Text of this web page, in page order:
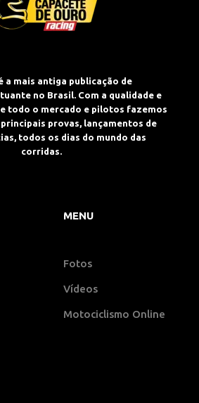
a mais antiga publicação de
no Brasil. Com a qualidade e
todo o mercado e pilotos fazemos
provas, lançamentos de
todos os dias do mundo das
corridas.
MENU
Fotos
Vídeos
Motociclismo Online